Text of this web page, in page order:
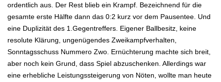
ordentlich aus. Der Rest blieb ein Krampf. Bezeichnend für die
gesamte erste Hälfte dann das 0:2 kurz vor dem Pausentee. Und
eine Duplizität des 1.Gegentreffers. Eigener Ballbesitz, keine
resolute Klärung, ungenügendes Zweikampfverhalten,
Sonntagsschuss Nummero Zwo. Ernüchterung machte sich breit,
aber noch kein Grund, dass Spiel abzuschenken. Allerdings war
eine erhebliche Leistungssteigerung von Nöten, wollte man heute